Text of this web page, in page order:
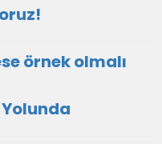
örnek olmalı